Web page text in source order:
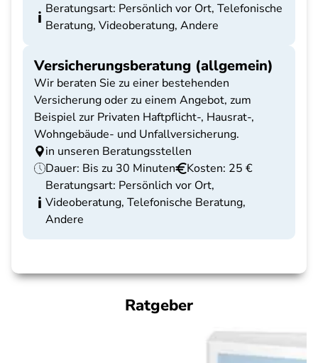
Beratungsart: Persönlich vor Ort, Telefonische
Beratung, Videoberatung, Andere
Versicherungsberatung (allgemein)
Wir beraten Sie zu einer bestehenden
Versicherung oder zu einem Angebot, zum
Beispiel zur Privaten Haftpflicht-, Hausrat-,
Wohngebäude- und Unfallversicherung.
in unseren Beratungsstellen
Dauer: Bis zu 30 Minuten
Kosten: 25 €
Beratungsart: Persönlich vor Ort,
Videoberatung, Telefonische Beratung,
Andere
Ratgeber